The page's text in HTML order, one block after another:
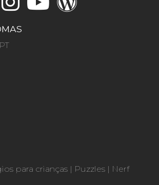
PT
para crianças | Puzzles | Nerf